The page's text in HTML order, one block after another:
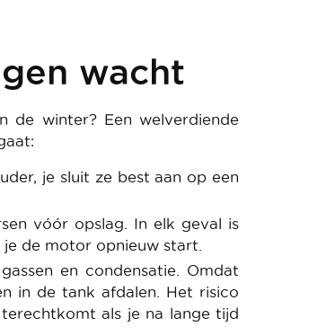
wacht
de winter? Een welverdiende
je sluit ze best aan op een
vóór opslag. In elk geval is
de motor opnieuw start.
en condensatie. Omdat
in de tank afdalen. Het risico
als je na lange tijd